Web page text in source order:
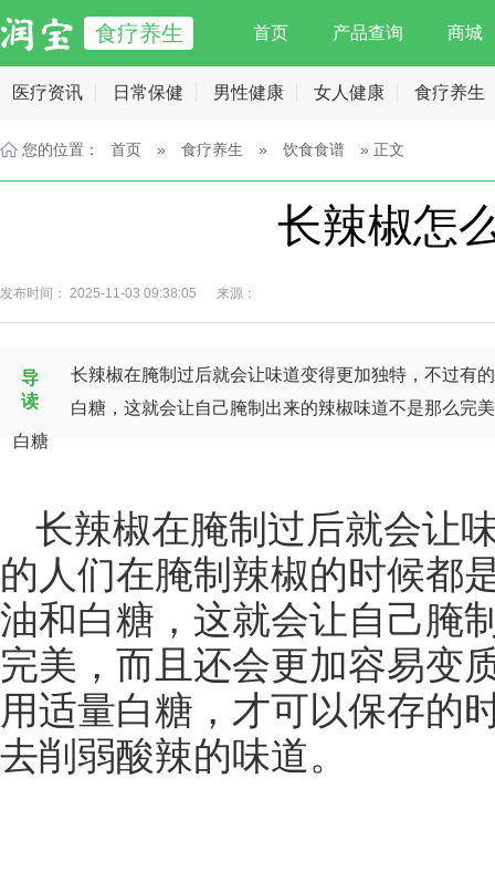
食疗养生 首页 产品查询 商城
医疗资讯 日常保健 男性健康 女人健康 食疗养生
您的位置： 首页 » 食疗养生 » 饮食食谱 » 正文
长辣椒怎
发布时间： 2025-11-03 09:38:05 来源：
导
读
长辣椒在腌制过后就会让味道变得更加独特，不过有
白糖，这就会让自己腌制出来的辣椒味道不是那么完
白糖
长辣椒在腌制过后就会让
的人们在腌制辣椒的时候都
油和白糖，这就会让自己腌
完美，而且还会更加容易变
用适量白糖，才可以保存的
去削弱酸辣的味道。